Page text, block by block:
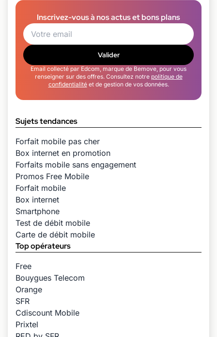
Inscrivez-vous à nos actus et bons plans
Valider
Email collecté par Edcom, marque de Bemove, pour vous
renseigner sur des offres. Consultez notre politique de
confidentialitéet de gestion de vos données.
Sujets tendances
Forfait mobile pas cher
Box internet en promotion
Forfaits mobile sans engagement
Promos Free Mobile
Forfait mobile
Box internet
Smartphone
Test de débit mobile
Carte de débit mobile
Top opérateurs
Free
Bouygues Telecom
Orange
SFR
Cdiscount Mobile
Prixtel